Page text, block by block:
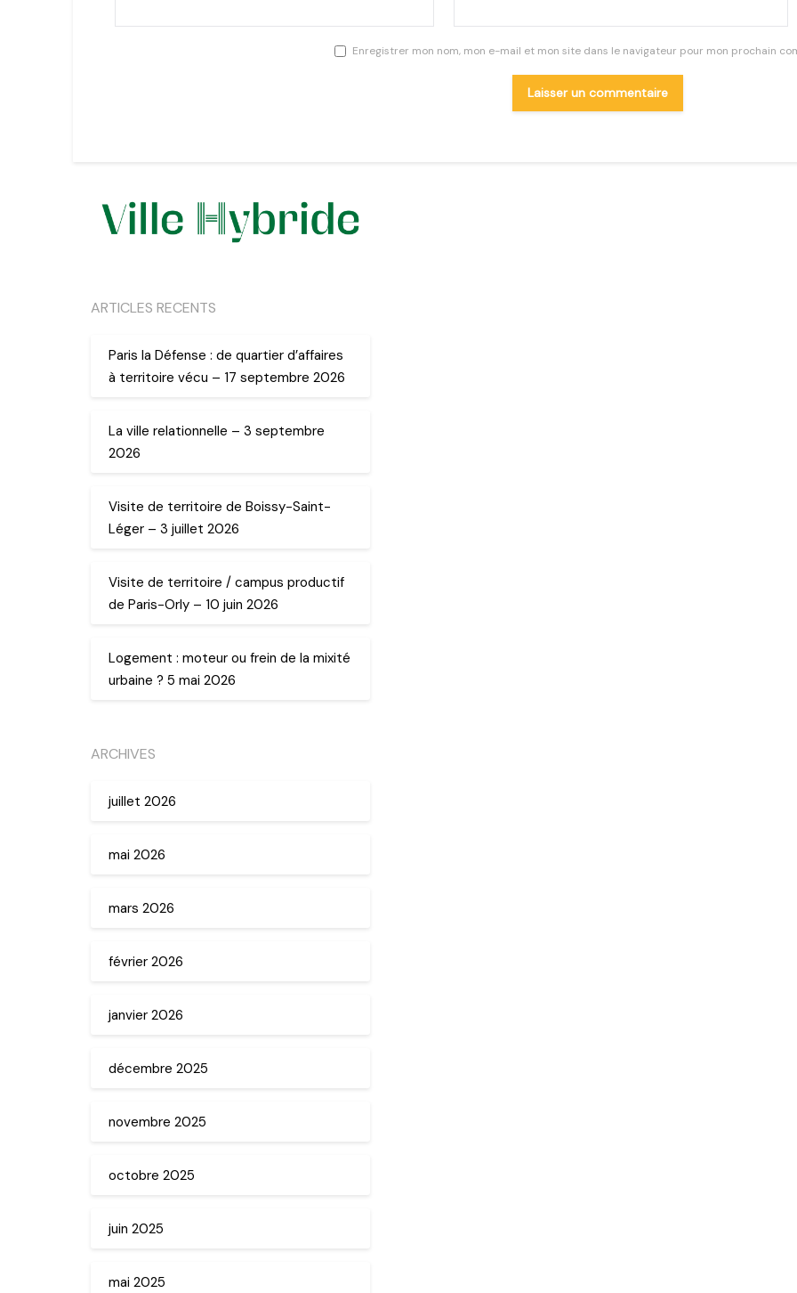
Enregistrer mon nom, mon e-mail et mon site dans le navigateur pour mon prochain
ARTICLES RECENTS
Paris la Défense : de quartier d’affaires
à territoire vécu – 17 septembre 2026
La ville relationnelle – 3 septembre
2026
Visite de territoire de Boissy-Saint-
Léger – 3 juillet 2026
Visite de territoire / campus productif
de Paris-Orly – 10 juin 2026
Logement : moteur ou frein de la mixité
urbaine ? 5 mai 2026
ARCHIVES
juillet 2026
mai 2026
mars 2026
février 2026
janvier 2026
décembre 2025
novembre 2025
octobre 2025
juin 2025
mai 2025